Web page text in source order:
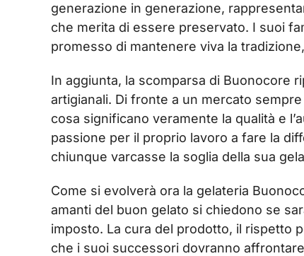
generazione in generazione,
che merita di essere preservato. I suoi
promesso di mantenere viva la
In aggiunta, la scomparsa di Buonocore
artigianali. Di fronte a un mercato
cosa significano veramente la qualità e
passione per il proprio lavoro a fare la
chiunque varcasse la soglia della sua
Come si evolverà ora la gelateria
amanti del buon gelato si chiedono se
imposto. La cura del prodotto, il rispetto
che i suoi successori dovranno